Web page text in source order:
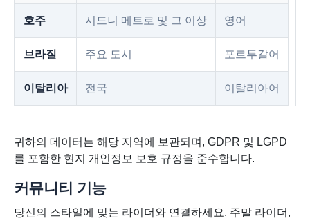
호주 시드니 메트로 및 그 이상 영어
브라질 주요 도시 포르투갈어
이탈리아 전국 이탈리아어
귀하의 데이터는 해당 지역에 보관되며, GDPR 및 LGPD
를 포함한 현지 개인정보 보호 규정을 준수합니다.
커뮤니티 기능
당신의 스타일에 맞는 라이더와 연결하세요. 주말 라이더,